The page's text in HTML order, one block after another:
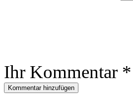
Ihr Kommentar *